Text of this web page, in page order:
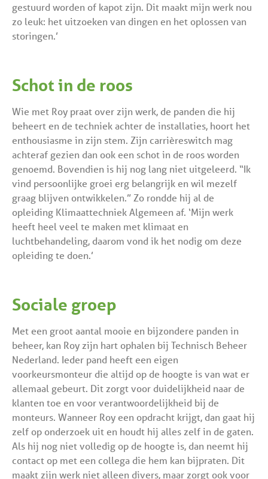
gestuurd worden of kapot zijn. Dit maakt mijn werk nou
zo leuk: het uitzoeken van dingen en het oplossen van
storingen.’
Schot in de roos
Wie met Roy praat over zijn werk, de panden die hij
beheert en de techniek achter de installaties, hoort het
enthousiasme in zijn stem. Zijn carrièreswitch mag
achteraf gezien dan ook een schot in de roos worden
genoemd. Bovendien is hij nog lang niet uitgeleerd. “Ik
vind persoonlijke groei erg belangrijk en wil mezelf
graag blijven ontwikkelen.” Zo rondde hij al de
opleiding Klimaattechniek Algemeen af. ‘Mijn werk
heeft heel veel te maken met klimaat en
luchtbehandeling, daarom vond ik het nodig om deze
opleiding te doen.’
Sociale groep
Met een groot aantal mooie en bijzondere panden in
beheer, kan Roy zijn hart ophalen bij Technisch Beheer
Nederland. Ieder pand heeft een eigen
voorkeursmonteur die altijd op de hoogte is van wat er
allemaal gebeurt. Dit zorgt voor duidelijkheid naar de
klanten toe en voor verantwoordelijkheid bij de
monteurs. Wanneer Roy een opdracht krijgt, dan gaat hij
zelf op onderzoek uit en houdt hij alles zelf in de gaten.
Als hij nog niet volledig op de hoogte is, dan neemt hij
contact op met een collega die hem kan bijpraten. Dit
maakt zijn werk niet alleen divers, maar zorgt ook voor